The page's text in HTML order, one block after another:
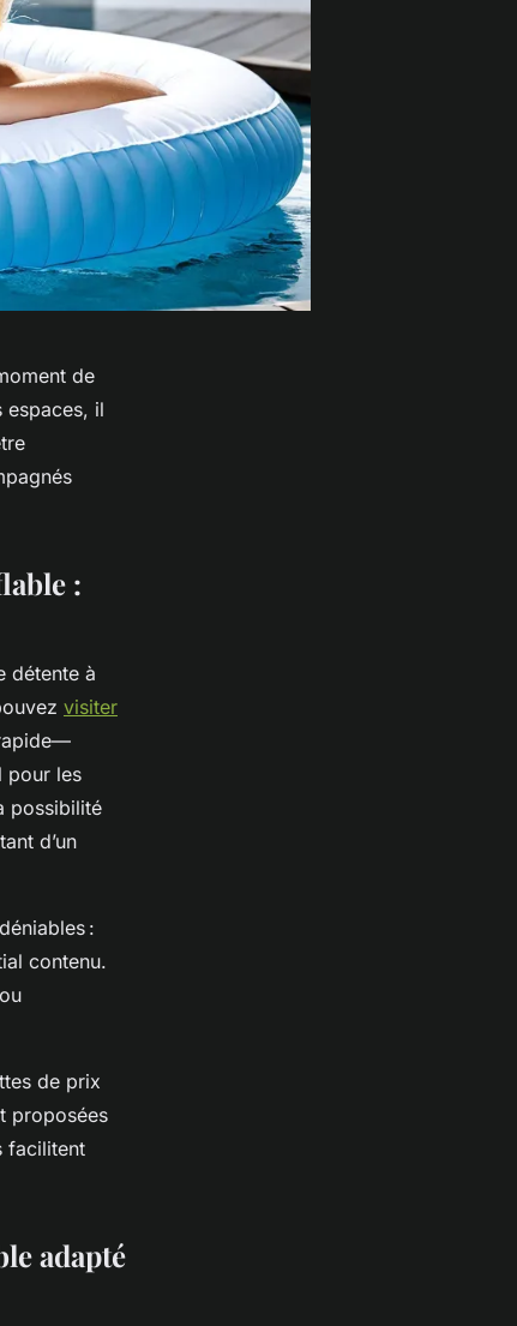
de
espaces, il
:
détente à
visiter
pour les
possibilité
d’un
:
contenu.
de prix
proposées
facilitent
adapté